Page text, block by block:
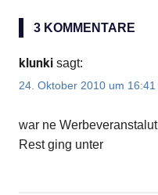
3 KOMMENTARE
klunki sagt:
24. Oktober 2010 um 16:41
war ne
Rest ging unter